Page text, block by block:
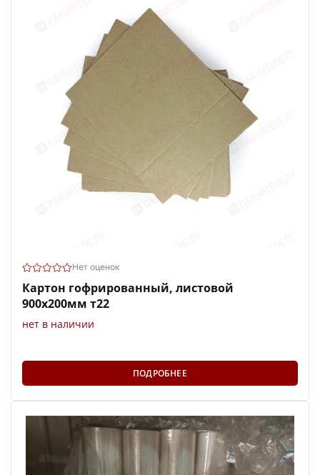
Нет оценок
Картон гофрированный, листовой
900х200мм т22
нет в наличии
ПОДРОБНЕЕ